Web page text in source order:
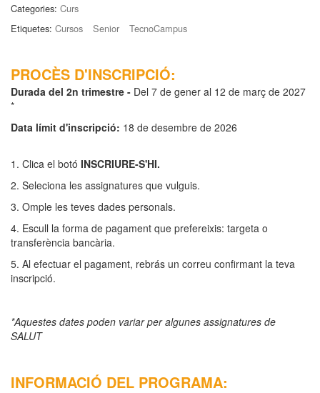
Categories: Curs
Etiquetes: Cursos Senior TecnoCampus
PROCÈS D'INSCRIPCIÓ:
Durada del 2n trimestre - Del 7 de gener al 12 de març de 2027
*
Data límit d'inscripció: 18 de desembre de 2026
1. Clica el botó INSCRIURE-S'HI.
2. Seleciona les assignatures que vulguis.
3. Omple les teves dades personals.
4. Escull la forma de pagament que prefereixis: targeta o
transferència bancària.
5. Al efectuar el pagament, rebrás un correu confirmant la teva
inscripció.
*Aquestes dates poden variar per algunes assignatures de
SALUT
INFORMACIÓ DEL PROGRAMA: